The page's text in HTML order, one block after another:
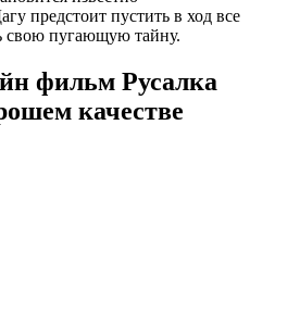
предстоит пустить в ход все
свою пугающую тайну.
фильм Русалка
качестве